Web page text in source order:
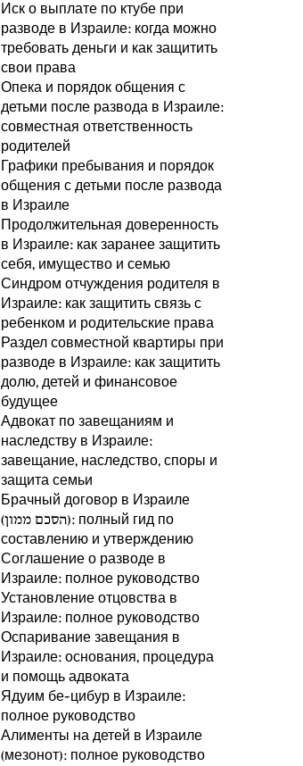
Иск о выплате по ктубе при
разводе в Израиле: когда можно
требовать деньги и как защитить
свои права
Опека и порядок общения с
детьми после развода в Израиле:
совместная ответственность
родителей
Графики пребывания и порядок
общения с детьми после развода
в Израиле
Продолжительная доверенность
в Израиле: как заранее защитить
себя, имущество и семью
Синдром отчуждения родителя в
Израиле: как защитить связь с
ребенком и родительские права
Раздел совместной квартиры при
разводе в Израиле: как защитить
долю, детей и финансовое
будущее
Адвокат по завещаниям и
наследству в Израиле:
завещание, наследство, споры и
защита семьи
Брачный договор в Израиле
(הסכם ממון): полный гид по
составлению и утверждению
Соглашение о разводе в
Израиле: полное руководство
Установление отцовства в
Израиле: полное руководство
Оспаривание завещания в
Израиле: основания, процедура
и помощь адвоката
Ядуим бе-цибур в Израиле:
полное руководство
Алименты на детей в Израиле
(мезонот): полное руководство